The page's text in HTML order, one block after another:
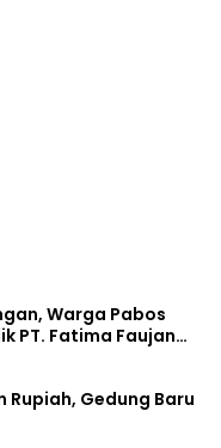
Warga Pabos
PT. Fatima Faujan
Gedung Baru